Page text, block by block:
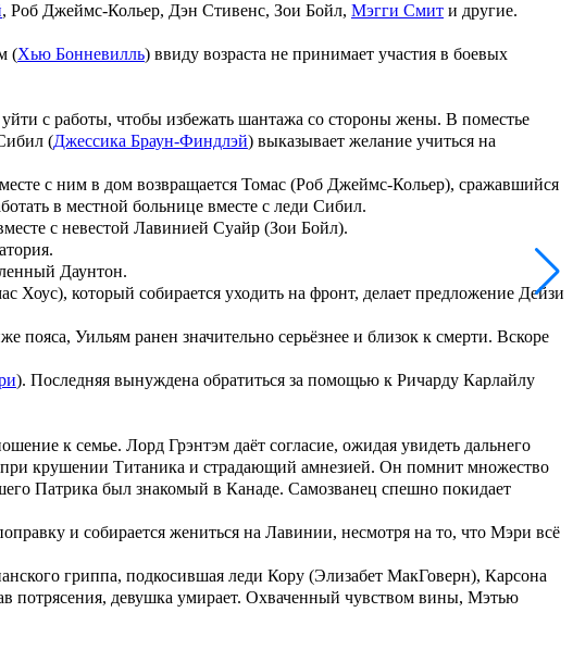
, Роб Джеймс-Кольер, Дэн Стивенс, Зои Бойл, Мэгги Смит и другие.
(Хью Бонневилль) ввиду возраста не принимает участия в боевых
с работы, чтобы избежать шантажа со стороны жены. В поместье
(Джессика Браун-Финдлэй) выказывает желание учиться на
с ним в дом возвращается Томас (Роб Джеймс-Кольер), сражавшийся
в местной больнице вместе с леди Сибил.
с невестой Лавинией Суайр (Зои Бойл).
Даунтон.
Хоус), который собирается уходить на фронт, делает предложение Дейзи
пояса, Уильям ранен значительно серьёзнее и близок к смерти. Вскоре
). Последняя вынуждена обратиться за помощью к Ричарду Карлайлу
к семье. Лорд Грэнтэм даёт согласие, ожидая увидеть дальнего
крушении Титаника и страдающий амнезией. Он помнит множество
Патрика был знакомый в Канаде. Самозванец спешно покидает
и собирается жениться на Лавинии, несмотря на то, что Мэри всё
гриппа, подкосившая леди Кору (Элизабет МакГоверн), Карсона
потрясения, девушка умирает. Охваченный чувством вины, Мэтью